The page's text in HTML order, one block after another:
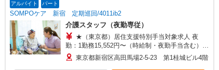
分/年支給 ◎残業時は別途時間外手当支給（超過1
分〜）
アルバイト パート
SOMPOケア 新宿 定期巡回/4011ib2
介護スタッフ（夜勤専従）
★（東京都）居住支援特別手当対象求人 夜
勤：1勤務15,552円〜（時給制・夜勤手当含む）
時給：1,444円 ◎週20時間以上勤務（社保加入
者）の場合は時給：1,494円 ※居住支援特別手当
東京都新宿区高田馬場2-5-23 第1桂城ビル4階